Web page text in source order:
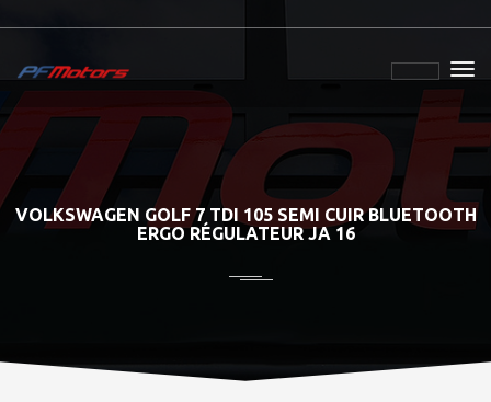
VOLKSWAGEN GOLF 7 TDI 105 SEMI CUIR BLUETOOTH
ERGO RÉGULATEUR JA 16